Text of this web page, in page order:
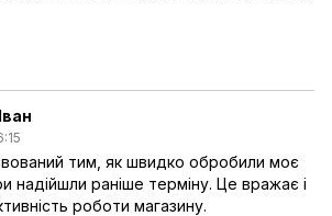
тим, як швидко обробили моє
надійшли раніше терміну. Це вражає і
роботи магазину.